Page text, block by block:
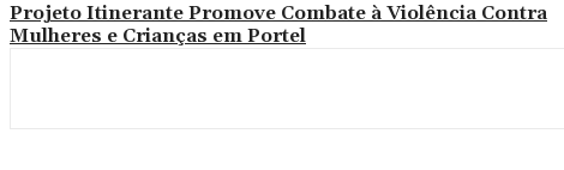
Projeto Itinerante Promove Combate à Violência Contra
Mulheres e Crianças em Portel